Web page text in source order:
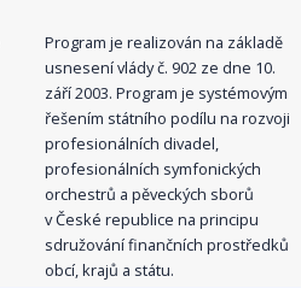
Program je realizován na základě
usnesení vlády č. 902 ze dne 10.
září 2003. Program je systémovým
řešením státního podílu na rozvoji
profesionálních divadel,
profesionálních symfonických
orchestrů a pěveckých sborů
v České republice na principu
sdružování finančních prostředků
obcí, krajů a státu.